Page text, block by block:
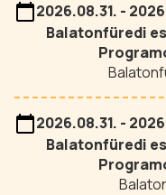
2026.08.31. -
Balatonfüredi
2026.08.31. -
Balatonfüredi